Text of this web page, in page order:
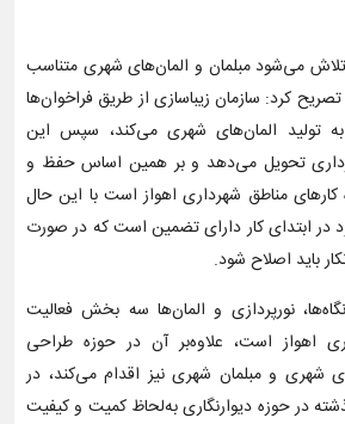
تلاش می‌شود مبلمان و المان‌های شهری متناسب
کرد: سازمان زیباسازی از طریق فراخوان‌ها
به تولید المان‌های شهری می‌کند، سپس این
تحویل می‌دهد و بر همین اساس حفظ و
مناطق شهرداری اهواز است با این حال
در ابتدای کار دارای تضمین است که در صورت
باید اصلاح شود.
نورپردازی و المان‌ها سه بخش فعالیت
اهواز است، علاوه‌بر آن در حوزه طراحی
شهری و مبلمان شهری نیز اقدام می‌کند، در
به ۱۰ سال گذشته در حوزه دیوارنگاری به‌لحاظ کمیت و کیفیت